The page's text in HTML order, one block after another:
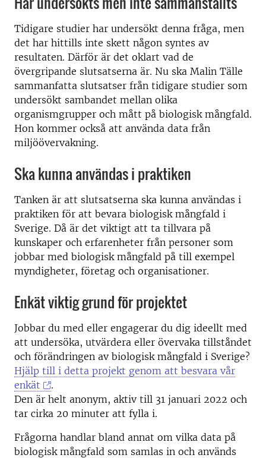
Tidigare studier har undersökt denna fråga, men
det har hittills inte skett någon syntes av
resultaten. Därför är det oklart vad de
övergripande slutsatserna är. Nu ska Malin Tälle
sammanfatta slutsatser från tidigare studier som
undersökt sambandet mellan olika
organismgrupper och mått på biologisk mångfald.
Hon kommer också att använda data från
miljöövervakning.
Ska kunna användas i praktiken
Tanken är att slutsatserna ska kunna användas i
praktiken för att bevara biologisk mångfald i
Sverige. Då är det viktigt att ta tillvara på
kunskaper och erfarenheter från personer som
jobbar med biologisk mångfald på till exempel
myndigheter, företag och organisationer.
Enkät viktig grund för projektet
Jobbar du med eller engagerar du dig ideellt med
att undersöka, utvärdera eller övervaka tillståndet
och förändringen av biologisk mångfald i Sverige?
Hjälp till i detta projekt genom att besvara vår
enkät
.
Den är helt anonym, aktiv till 31 januari 2022 och
tar cirka 20 minuter att fylla i.
Frågorna handlar bland annat om vilka data på
biologisk mångfald som samlas in och används